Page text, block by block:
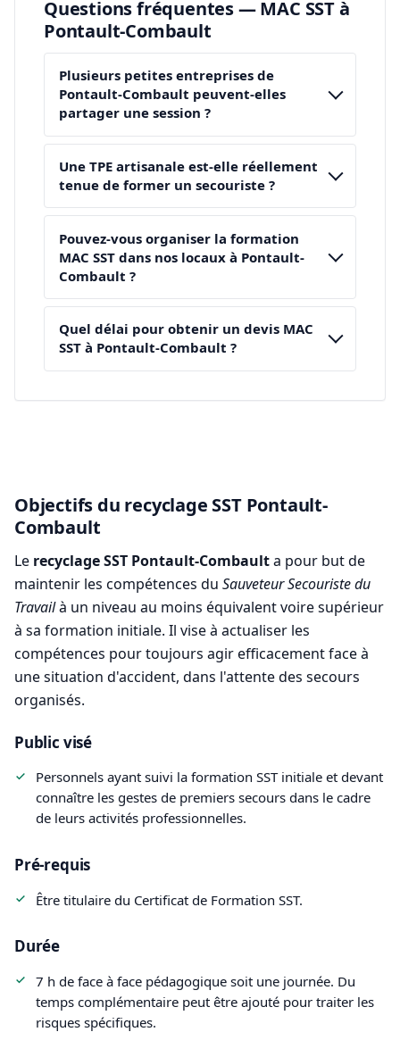
Questions fréquentes — MAC SST à
Pontault-Combault
Plusieurs petites entreprises de
Pontault-Combault peuvent-elles
partager une session ?
Une TPE artisanale est-elle réellement
tenue de former un secouriste ?
Pouvez-vous organiser la formation
MAC SST dans nos locaux à Pontault-
Combault ?
Quel délai pour obtenir un devis MAC
SST à Pontault-Combault ?
Objectifs du recyclage SST Pontault-
Combault
Le recyclage SST Pontault-Combaulta pour but de
maintenir les compétences du Sauveteur Secouriste du
Travailà un niveau au moins équivalent voire supérieur
à sa formation initiale. Il vise à actualiser les
compétences pour toujours agir efficacement face à
une situation d'accident, dans l'attente des secours
organisés.
Public visé
Personnels ayant suivi la formation SST initiale et devant
connaître les gestes de premiers secours dans le cadre
de leurs activités professionnelles.
Pré-requis
Être titulaire du Certificat de Formation SST.
Durée
7 h de face à face pédagogique soit une journée. Du
temps complémentaire peut être ajouté pour traiter les
risques spécifiques.